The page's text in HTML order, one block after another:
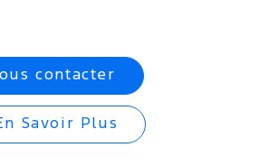
contacter
Savoir Plus